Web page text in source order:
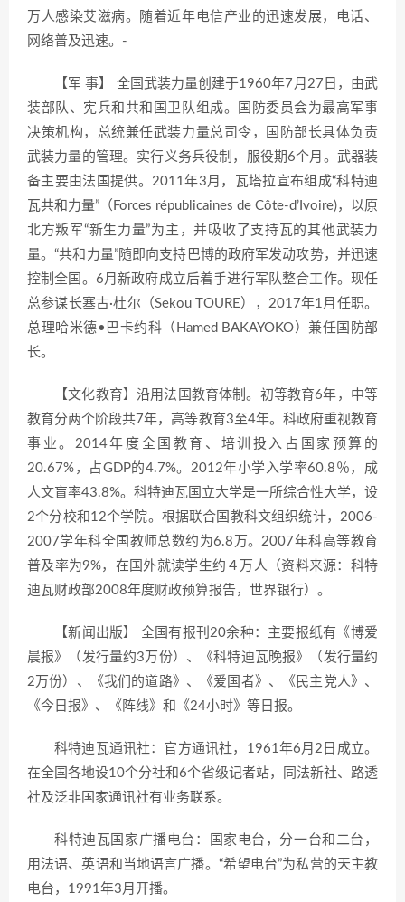
万人感染艾滋病。随着近年电信产业的迅速发展，电话、
网络普及迅速。-
【军 事】 全国武装力量创建于1960年7月27日，由武
装部队、宪兵和共和国卫队组成。国防委员会为最高军事
决策机构，总统兼任武装力量总司令，国防部长具体负责
武装力量的管理。实行义务兵役制，服役期6个月。武器装
备主要由法国提供。2011年3月，瓦塔拉宣布组成“科特迪
瓦共和力量”（Forces républicaines de Côte-d’Ivoire)，以原
北方叛军“新生力量”为主，并吸收了支持瓦的其他武装力
量。“共和力量”随即向支持巴博的政府军发动攻势，并迅速
控制全国。6月新政府成立后着手进行军队整合工作。现任
总参谋长塞古·杜尔（Sekou TOURE），2017年1月任职。
总理哈米德•巴卡约科（Hamed BAKAYOKO）兼任国防部
长。
【文化教育】沿用法国教育体制。初等教育6年，中等
教育分两个阶段共7年，高等教育3至4年。科政府重视教育
事业。2014年度全国教育、培训投入占国家预算的
20.67%，占GDP的4.7%。2012年小学入学率60.8％，成
人文盲率43.8%。科特迪瓦国立大学是一所综合性大学，设
2个分校和12个学院。根据联合国教科文组织统计，2006-
2007学年科全国教师总数约为6.8万。2007年科高等教育
普及率为9%，在国外就读学生约４万人（资料来源：科特
迪瓦财政部2008年度财政预算报告，世界银行）。
【新闻出版】 全国有报刊20余种：主要报纸有《博爱
晨报》（发行量约3万份）、《科特迪瓦晚报》（发行量约
2万份）、《我们的道路》、《爱国者》、《民主党人》、
《今日报》、《阵线》和《24小时》等日报。
科特迪瓦通讯社：官方通讯社，1961年6月2日成立。
在全国各地设10个分社和6个省级记者站，同法新社、路透
社及泛非国家通讯社有业务联系。
科特迪瓦国家广播电台：国家电台，分一台和二台，
用法语、英语和当地语言广播。“希望电台”为私营的天主教
电台，1991年3月开播。